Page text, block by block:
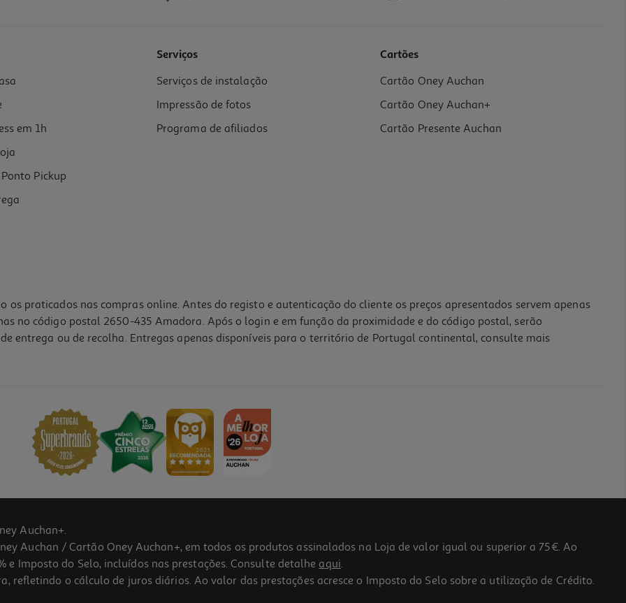
em 1h
Pickup
Serviços
Serviços de instalação
Impressão de fotos
Programa de afiliados
Cartões
Cartão Oney Auchan
Cartão Oney Auchan+
Cartão Presente Auchan
os praticados nas compras online. Antes do registo e autenticação do cliente os preços apresentados servem apenas
no código postal 2650-435 Amadora. Após o login e em função da proximidade e do código postal, serão
entrega ou de recolha. Entregas apenas disponíveis para o território de Portugal continental, consulte mais
Auchan+.
Auchan / Cartão Oney Auchan+, em todos os produtos assinalados na Loja de valor igual ou superior a 75€. Ao
Imposto do Selo, incluídos nas prestações. Consulte detalhe aqui.
refletindo o cálculo de juros diários. Ao valor das prestações acresce o Imposto do Selo sobre a utilização de Crédito.